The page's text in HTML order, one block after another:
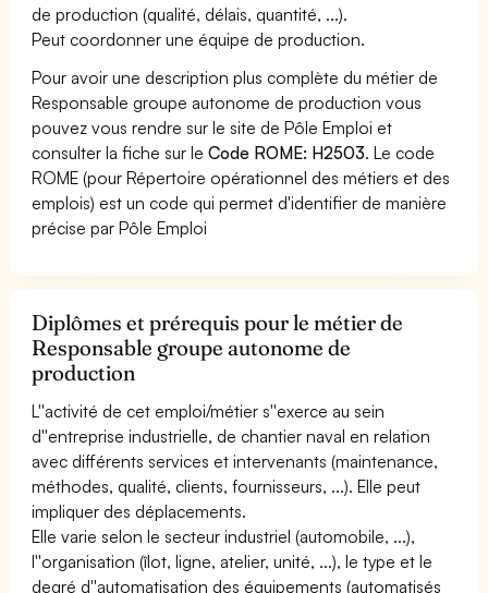
de production (qualité, délais, quantité, ...).
Peut coordonner une équipe de production.
Pour avoir une description plus complète du métier de
Responsable groupe autonome de production vous
pouvez vous rendre sur le site de Pôle Emploi et
consulter la fiche sur leCode ROME: H2503. Le code
ROME (pour Répertoire opérationnel des métiers et des
emplois) est un code qui permet d'identifier de manière
précise par Pôle Emploi
Diplômes et prérequis pour le métier de
Responsable groupe autonome de
production
L''activité de cet emploi/métier s''exerce au sein
d''entreprise industrielle, de chantier naval en relation
avec différents services et intervenants (maintenance,
méthodes, qualité, clients, fournisseurs, ...). Elle peut
impliquer des déplacements.
Elle varie selon le secteur industriel (automobile, ...),
l''organisation (îlot, ligne, atelier, unité, ...), le type et le
degré d''automatisation des équipements (automatisés